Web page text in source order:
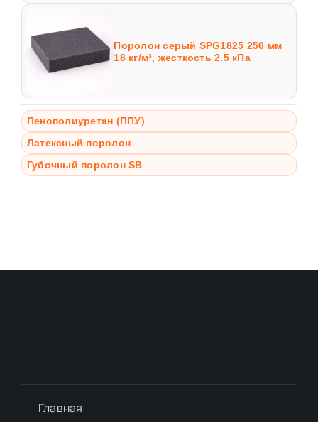
Поролон серый SPG1825 250 мм
18 кг/м³, жесткость 2.5 кПа
Пенополиуретан (ППУ)
Латексный поролон
Губочный поролон SB
Главная